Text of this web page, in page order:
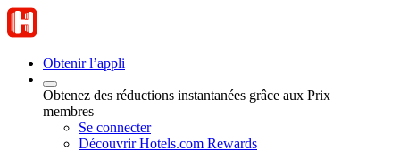
Obtenir l’appli
Obtenez des réductions instantanées grâce aux Prix
membres
Se connecter
Découvrir Hotels.com Rewards